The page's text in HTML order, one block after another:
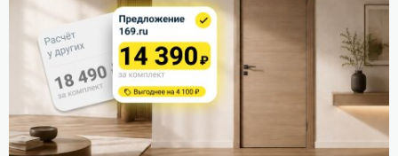
Расскажите о нас
Поделиться
Оцените магазин
ИКС 1340
© 2010—2026 Склад Дверей 169.RU